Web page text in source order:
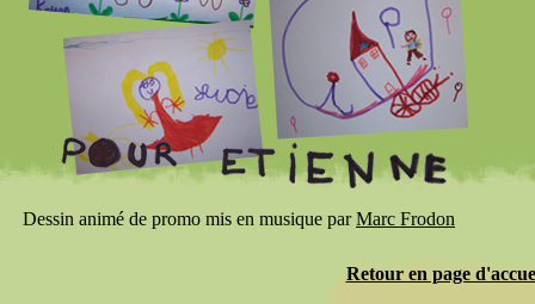
Dessin animé de promo mis en musique parMarc Frodon
Retour en page